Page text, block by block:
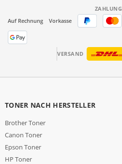
ZAHLUNG
Auf Rechnung
Vorkasse
VERSAND
TONER NACH HERSTELLER
Brother Toner
Canon Toner
Epson Toner
HP Toner